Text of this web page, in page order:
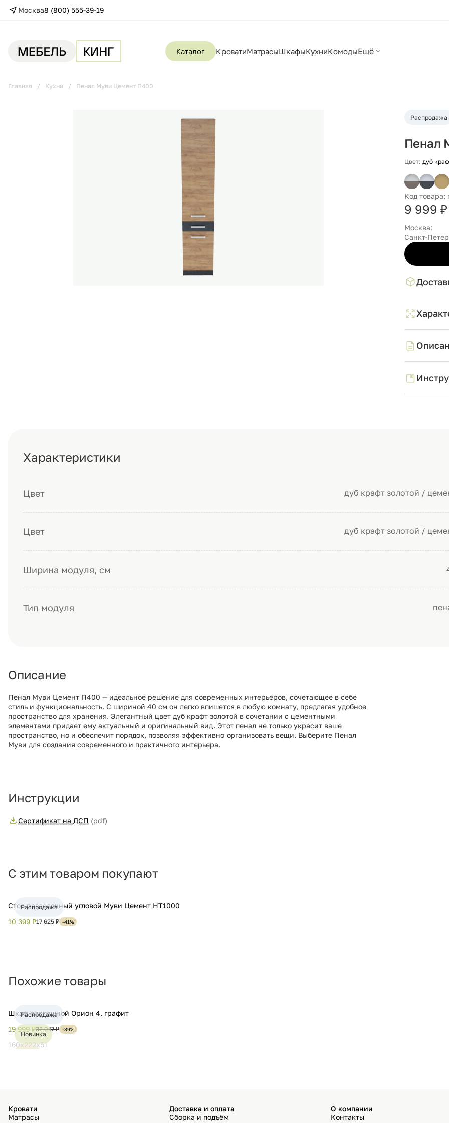
Москва8 (800) 555-39-19
Каталог КроватиМатрасыШкафыКухниКомодыЕщё
Главная Кухни Пенал Муви Цемент П400
Распродажа
Пенал
Цвет: дуб
Код товара:
9 999 ₽
Москва:
Санкт-
Характеристики
Цвет дуб крафт золотой /
Цвет дуб крафт золотой /
Ширина модуля, см
Тип модуля
Описание
Пенал Муви Цемент П400 — идеальное решение для современных интерьеров, сочетающее в себе
стиль и функциональность. С шириной 40 см он легко впишется в любую комнату, предлагая удобное
пространство для хранения. Элегантный цвет дуб крафт золотой в сочетании с цементными
элементами придает ему актуальный и оригинальный вид. Этот пенал не только украсит ваше
пространство, но и обеспечит порядок, позволяя эффективно организовать вещи. Выберите Пенал
Муви для создания современного и практичного интерьера.
Инструкции
Сертификат на ДСП (pdf)
С этим товаром покупают
Стол разделочный угловой Муви Цемент НТ1000
10 399 ₽17 625 ₽ -41%
Распродажа
Похожие товары
Шкаф распашной Орион 4, графит
19 999 ₽32 947 ₽ -39%
Распродажа
Новинка
160х222х51
Кровати
Матрасы
Доставка и оплата
Сборка и подъём
О компании
Контакты